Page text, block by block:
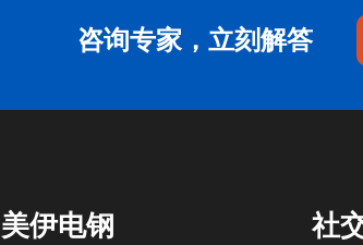
咨询专家，立刻解答
美伊电钢 社